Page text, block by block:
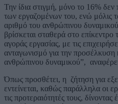
Την ίδια στιγμή, μόνο το 16%
των εργαζομένων του, ενώ μόλις
αριθμό του ανθρώπινου
βρίσκεται σταθερά στο επίκεντρο
αγοράς εργασίας, με τις
ανταγωνισμό για την προσέλκυση
ανθρώπινου δυναμικού”,
Όπως προσθέτει, η ζήτηση για
εντείνεται, καθώς παράλληλα οι
τις προτεραιότητές τους,